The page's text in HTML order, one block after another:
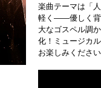
楽曲テーマは「
軽く——優しく背
大なゴスペル調
化！ミュージカ
お楽しみくださ